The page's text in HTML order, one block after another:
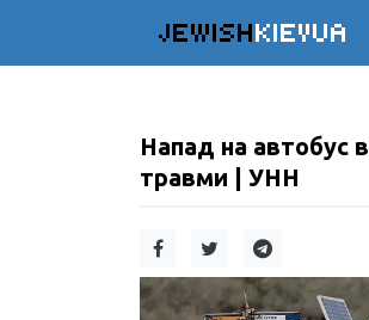
JEWISHKIEVUA
Напад на автобус
травми | УНН